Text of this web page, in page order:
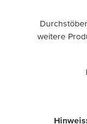
weitere
Hinweis: